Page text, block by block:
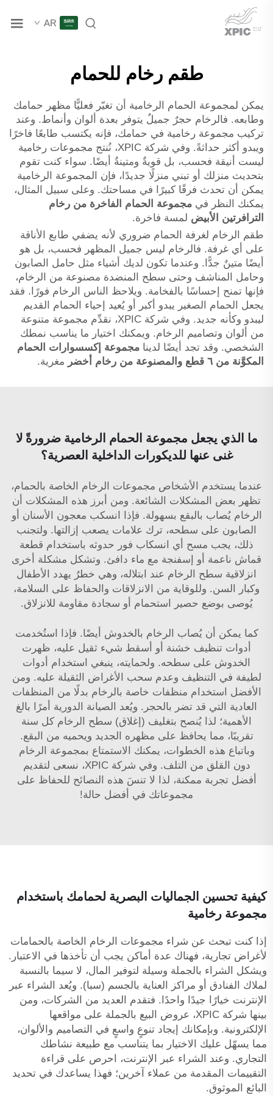
AR
طقم رخام للحمام
يمكن لمجموعة الحمام الرخامية أن تغيّر فعليًّا مظهر حمامك
وطابعه. فالرخام حجرٌ جميلٌ يتوفر بعدة ألوان وأنماط. وعند
تركيب مجموعة رخامية في حمامك، فإنه يكتسب طابعًا فاخرًا
ويبدو أكثر حداثةً. وفي شركة XPIC، نُنتج مجموعات رخامية
ليست أنيقة فحسب، بل قويةٌ ومتينةٌ أيضًا. سواء كنت تقوم
بتحديث منزلك أو تبني منزلًا جديدًا، فإن المجموعة الرخامية
يمكن أن تحدث فرقًا كبيرًا في مساحتك. وعلى سبيل المثال،
يمكنك النظر في مجموعة الحمام الفاخرة من رخام
الترافرتين الأبيض لمسة فاخرة.
طقم الرخام لغرفة الحمام ضروري لأنه يضفي طابع الأناقة
على أي غرفة. فالرخام ليس جميل المظهر فحسب، بل هو
أيضًا متينٌ جدًّا. وعندما تكون لديك أشياء مثل حامل الصابون
وحامل المناشف وحتى سطح المنضدة مصنوعة من الرخام،
فإنها تمنح إحساسًا بالفخامة. ويلاحظ الناس الرخام فورًا. فقد
يجعل الحمام الصغير يبدو أكبر أو يُعيد إحياء الحمام القديم
ليبدو وكأنه جديد. وفي شركة XPIC، نقدِّم مجموعة متنوعة
من ألوان وتصاميم الرخام. ويمكنك اختيار ما يناسب نمطك
الشخصي. وقد تجد أيضًا لدينا مجموعة إكسسوارات الحمام
المكوَّنة من ٦ قطع والمصنوعة من رخام أخضر
مغرية.
ما الذي يجعل مجموعة الحمام الرخامية ضرورةً لا
غنى عنها للديكورات الداخلية العصرية؟
عندما يستخدم الأشخاص مجموعات الرخام الخاصة بالحمام،
تظهر بعض المشكلات الشائعة. ومن أبرز هذه المشكلات أن
الرخام يُصاب بالبقع بسهولة. فإذا انسكب معجون الأسنان أو
الصابون على سطحه، ترك علامات يصعب إزالتها. ولتجنب
ذلك، يجب مسح أي انسكاب فور حدوثه باستخدام قطعة
قماش ناعمة أو إسفنجة مع ماء دافئ. وتشكل مشكلة أخرى
انزلاقية سطح الرخام عند ابتلاله، وهي خطرٌ يهدد الأطفال
وكبار السن. وللوقاية من الانزلاقات والحفاظ على السلامة،
يُوصى بوضع حصير استحمام أو سجادة مقاومة للانزلاق.
كما يمكن أن يُصاب الرخام بالخدوش أيضًا. فإذا استُخدمت
أدوات تنظيف خشنة أو أسقط شيء ثقيل عليه، ظهرت
الخدوش على سطحه. ولحمايته، ينبغي استخدام أدوات
لطيفة في التنظيف وعدم سحب الأغراض الثقيلة عليه. ومن
الأفضل استخدام منظفات خاصة بالرخام بدلًا من المنظفات
العادية التي قد تضر بالحجر. ويُعد الصيانة الدورية أمرًا بالغ
الأهمية؛ لذا يُنصح بتغليف (إغلاق) سطح الرخام كل سنة
تقريبًا، مما يحافظ على مظهره الجديد ويحميه من البقع.
وباتباع هذه الخطوات، يمكنك الاستمتاع بمجموعة الرخام
دون القلق من التلف. وفي شركة XPIC، نسعى لتقديم
أفضل تجربة ممكنة، لذا لا تنسَ هذه النصائح للحفاظ على
مجموعاتك في أفضل حالة!
كيفية تحسين الجماليات البصرية لحمامك باستخدام
مجموعة رخامية
إذا كنت تبحث عن شراء مجموعات الرخام الخاصة بالحمامات
لأغراض تجارية، فهناك عدة أماكن يجب أن تأخذها في الاعتبار.
ويشكل الشراء بالجملة وسيلة لتوفير المال، لا سيما بالنسبة
لملاك الفنادق أو مراكز العناية بالجسم (سبا). ويُعد الشراء عبر
الإنترنت خيارًا جيدًا واحدًا. فتقدم العديد من الشركات، ومن
بينها شركة XPIC، عروض البيع بالجملة على مواقعها
الإلكترونية. وبإمكانك إيجاد تنوعٍ واسعٍ في التصاميم والألوان،
مما يسهّل عليك الاختيار بما يتناسب مع طبيعة نشاطك
التجاري. وعند الشراء عبر الإنترنت، احرص على قراءة
التقييمات المقدمة من عملاء آخرين؛ فهذا يساعدك في تحديد
البائع الموثوق.